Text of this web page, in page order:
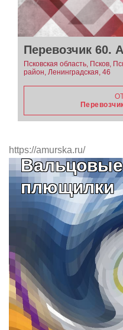
Перевозчик 60.
Псковская область, Псков,
район, Ленинградская, 46
https://amurska.ru/
плющилки